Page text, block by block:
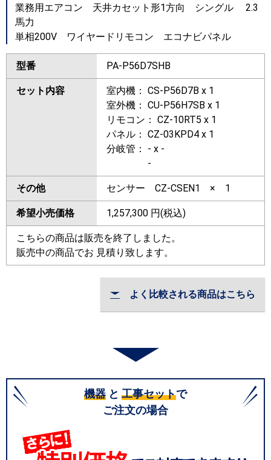
業務用エアコン 天井カセット形1方向 シングル 2.3
馬力
単相200V ワイヤードリモコン エコナビパネル
型番 PA-P56D7SHB
セット内容
室内機： CS-P56D7B x 1
室外機： CU-P56H7SB x 1
リモコン： CZ-10RT5 x 1
パネル： CZ-03KPD4 x 1
分岐管： - x -
-
その他 センサー CZ-CSEN1 × 1
希望小売価格 1,257,300 円(税込)
こちらの商品は販売を終了しました。
販売中の商品でお 見積り致します。
よく比較される商品はこちら
機器 と 工事セットで
ご注文の場合